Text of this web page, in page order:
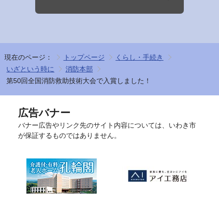
現在のページ： トップページ
くらし・手続き
いざという時に
消防本部
第50回全国消防救助技術大会で入賞しました！
広告バナー
バナー広告やリンク先のサイト内容については、いわき市
が保証するものではありません。